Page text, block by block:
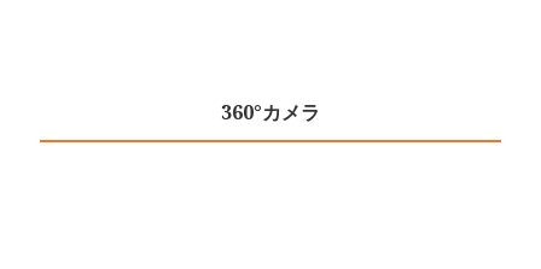
360°カメラ